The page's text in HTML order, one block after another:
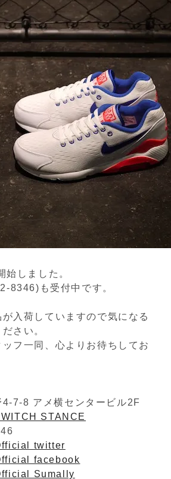
始しました。
8346)も受付中です。
入荷していますので気になる
さい。
フ一同、心よりお待ちしてお
4-7-8 アメ横センタービル2F
STANCE
twitter
facebook
Sumally